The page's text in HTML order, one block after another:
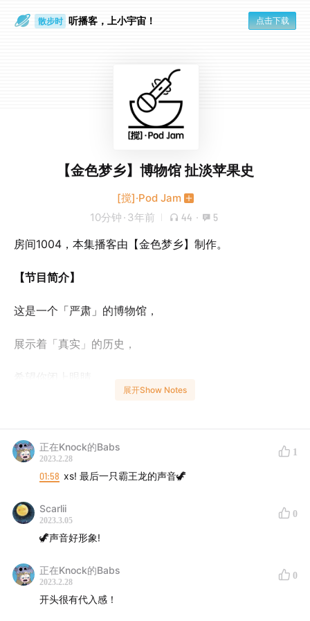
散步时 听播客，上小宇宙！ 点击下载
【金色梦乡】博物馆 扯淡苹果史
[搅]·Pod Jam
10分钟 · 3年前 44 · 5
房间1004，本集播客由【金色梦乡】制作。
【节目简介】
这是一个「严肃」的博物馆，
展示着「真实」的历史，
今天是博物馆的首展日，
将聊聊本馆中和「苹果」相关的展品。
【您将在本节目听到以下内容】
纪录片式的开头
主播一本正经的胡扯
展开Show Notes
正在Knock的Babs
2023.2.28
1
01:58 xs! 最后一只霸王龙的声音🦖
Scarlii
2023.3.05
0
🦖声音好形象!
正在Knock的Babs
2023.2.28
0
开头很有代入感！